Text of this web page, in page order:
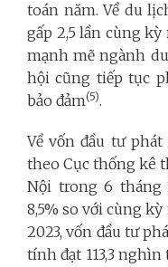
toán năm. Về du
gấp 2,5 lần cùng
mạnh mẽ ngành
hội cũng tiếp tục
bảo đảm(5).
Về vốn đầu tư
theo Cục thống kê
Nội trong 6 tháng
8,5% so với cùng
2023, vốn đầu tư
tính đạt 113,3